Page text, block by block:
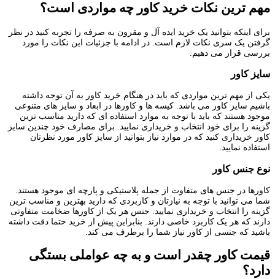
مهم ترین نکات خرید کاور چه مواردی است؟
برای اینکه بتوانید یک خرید ایده آل و مقرون به صرفه را تجربه کنید در نظر
گرفتن یک سری نکات لازم است. در ادامه با جزئیات این نکات را مورد
بررسی قرار می دهیم.
سایز کاور
یکی از مهم ترین مواردی که باید در هنگام خرید کاور به آن توجه داشته
باشیم سایز کاور می باشد. کیسه ها و کاورها در ابعاد و سایز های متنوعی
موجود هستند که باید با توجه به موارد استفاده ای که دارید مناسب ترین
گزینه را برای خود انتخاب و خریداری نمایید. برای مصارف خود چندین سایز
کاور خریداری کنید که در موارد نیاز بتوانید از سایز کاور مورد نظرتان
استفاده نمایید.
نوع جنس کاور
کاورها در جنس های متفاوت از جمله پلاستیکی و پارچه ای موجود هستند.
شما می توانید با توجه به نیازتان و کاربردی که دارید بهترین و مناسب ترین
گزینه را انتخاب و خریداری نمایید. جنس هر یک از کاورها ضخامت متفاوتی
دارند که هر یک کاربرد خاصی دارند. بنابراین پیش از خرید حتما دقت داشته
باشید که جنسی از کاور نیاز شما را برطرف می کند.
قیمت کاور چقدر است و به چه عواملی بستگی
دارد؟